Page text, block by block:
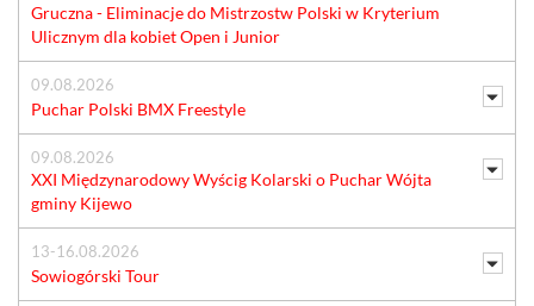
Gruczna - Eliminacje do Mistrzostw Polski w Kryterium
Ulicznym dla kobiet Open i Junior
09.08.2026
Puchar Polski BMX Freestyle
09.08.2026
XXI Międzynarodowy Wyścig Kolarski o Puchar Wójta
gminy Kijewo
13-16.08.2026
Sowiogórski Tour